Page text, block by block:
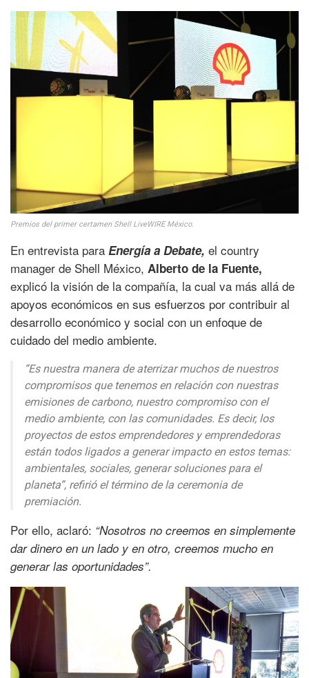
Premios del primer certamen Shell LiveWIRE México.
En entrevista para Energía a Debate, el country
manager de Shell México, Alberto de la Fuente,
explicó la visión de la compañía, la cual va más allá de
apoyos económicos en sus esfuerzos por contribuir al
desarrollo económico y social con un enfoque de
cuidado del medio ambiente.
“Es nuestra manera de aterrizar muchos de nuestros
compromisos que tenemos en relación con nuestras
emisiones de carbono, nuestro compromiso con el
medio ambiente, con las comunidades. Es decir, los
proyectos de estos emprendedores y emprendedoras
están todos ligados a generar impacto en estos temas:
ambientales, sociales, generar soluciones para el
planeta”, refirió el término de la ceremonia de
premiación.
Por ello, aclaró: “Nosotros no creemos en simplemente
dar dinero en un lado y en otro, creemos mucho en
generar las oportunidades”.